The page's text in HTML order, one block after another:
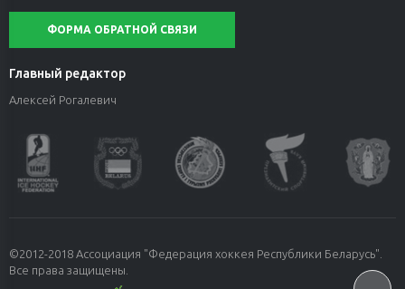
ФОРМА ОБРАТНОЙ СВЯЗИ
Главный редактор
Алексей Рогалевич
©2012-2018 Ассоциация "Федерация хоккея Республики Беларусь".
Все права защищены.